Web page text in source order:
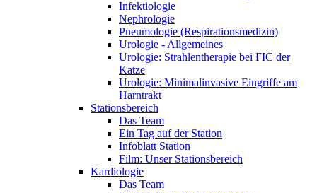
Infektiologie
Nephrologie
Pneumologie (Respirationsmedizin)
Urologie - Allgemeines
Urologie: Strahlentherapie bei FIC der
Katze
Urologie: Minimalinvasive Eingriffe am
Harntrakt
Stationsbereich
Das Team
Ein Tag auf der Station
Infoblatt Station
Film: Unser Stationsbereich
Kardiologie
Das Team